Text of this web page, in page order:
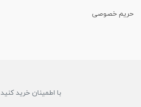
حریم خصوصی
با اطمینان خرید کنید